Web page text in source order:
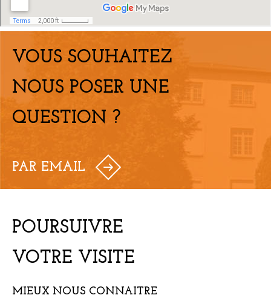
VOUS SOUHAITEZ
NOUS POSER UNE
QUESTION ?
PAR EMAIL
POURSUIVRE
VOTRE VISITE
MIEUX NOUS CONNAITRE